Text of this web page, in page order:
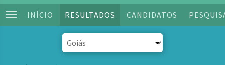
INÍCIO RESULTADOS CANDIDATOS